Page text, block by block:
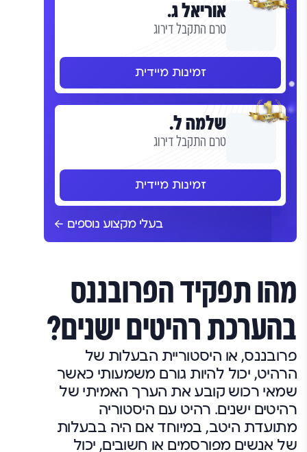
אוריאל ג.
טרם התקבל דירוג
זמינות מיידית
שלמה ל.
טרם התקבל דירוג
זמינות מיידית
בעלי מקצוע נוספים
מהו תפקיד הפרובננס
בהערכת רהיטים ישנים?
פרובננס, או היסטוריית הבעלות של
הרהיט, יכול להיות גורם משמעותי כאשר
שמאי רכוש קובע את הערך האמיתי של
רהיטים ישנים. רהיט עם היסטוריה
מתועדת היטב, במיוחד אם היה בבעלות
של אנשים מפורסמים או חשובים, יכול